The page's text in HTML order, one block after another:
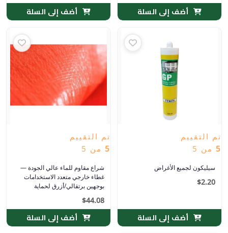
أضف إلى السلة أضف إلى السلة
تم التقييم
5 من 5
سيليكون لجميع الأغراض
$2.20
أضف إلى السلة
تم التقييم
5 من 5
شراع مقاوم للماء عالي الجودة —
غطاء خارجي متعدد الاستخدامات
بوجهين برتقالي/أزرق لحماية
$44.08
أضف إلى السلة